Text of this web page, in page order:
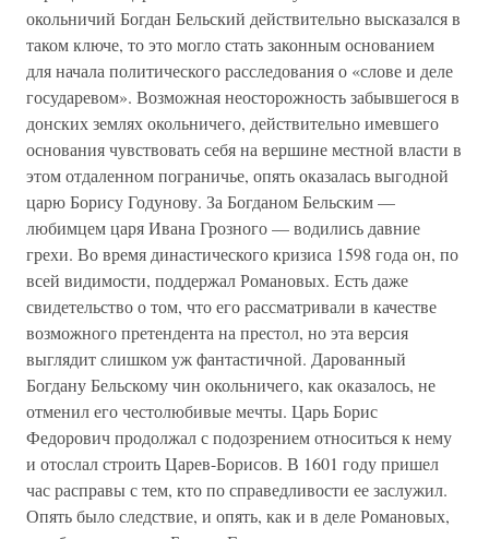
окольничий Богдан Бельский действительно высказался в
таком ключе, то это могло стать законным основанием
для начала политического расследования о «слове и деле
государевом». Возможная неосторожность забывшегося в
донских землях окольничего, действительно имевшего
основания чувствовать себя на вершине местной власти в
этом отдаленном пограничье, опять оказалась выгодной
царю Борису Годунову. За Богданом Бельским —
любимцем царя Ивана Грозного — водились давние
грехи. Во время династического кризиса 1598 года он, по
всей видимости, поддержал Романовых. Есть даже
свидетельство о том, что его рассматривали в качестве
возможного претендента на престол, но эта версия
выглядит слишком уж фантастичной. Дарованный
Богдану Бельскому чин окольничего, как оказалось, не
отменил его честолюбивые мечты. Царь Борис
Федорович продолжал с подозрением относиться к нему
и отослал строить Царев-Борисов. В 1601 году пришел
час расправы с тем, кто по справедливости ее заслужил.
Опять было следствие, и опять, как и в деле Романовых,